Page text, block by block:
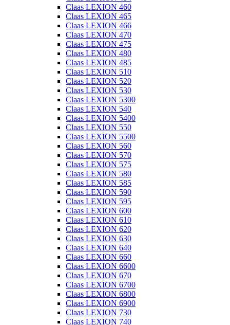
Claas LEXION 460
Claas LEXION 465
Claas LEXION 466
Claas LEXION 470
Claas LEXION 475
Claas LEXION 480
Claas LEXION 485
Claas LEXION 510
Claas LEXION 520
Claas LEXION 530
Claas LEXION 5300
Claas LEXION 540
Claas LEXION 5400
Claas LEXION 550
Claas LEXION 5500
Claas LEXION 560
Claas LEXION 570
Claas LEXION 575
Claas LEXION 580
Claas LEXION 585
Claas LEXION 590
Claas LEXION 595
Claas LEXION 600
Claas LEXION 610
Claas LEXION 620
Claas LEXION 630
Claas LEXION 640
Claas LEXION 660
Claas LEXION 6600
Claas LEXION 670
Claas LEXION 6700
Claas LEXION 6800
Claas LEXION 6900
Claas LEXION 730
Claas LEXION 740